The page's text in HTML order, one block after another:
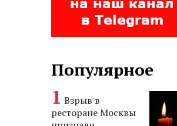
Популярное
Взрыв в
ресторане Москвы